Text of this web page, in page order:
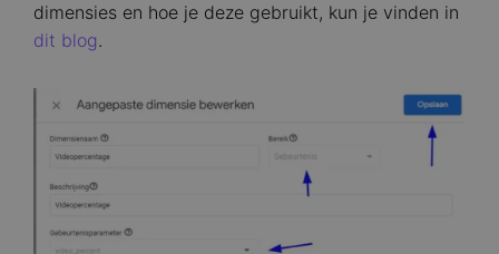
dimensies en hoe je deze gebruikt, kun je vinden in
dit blog.
Image